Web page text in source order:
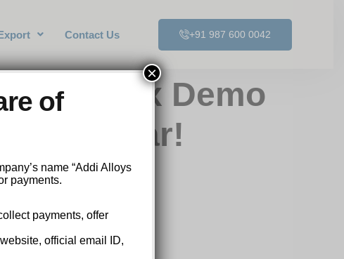
Contact Us +91 987 600 0042
Ox Demo
Ganhar!
of
name “Addi Alloys
payments.
payments, offer
official email ID,
×